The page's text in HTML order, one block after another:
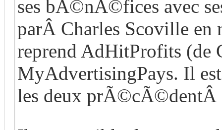
ses bÃ©nÃ©fices avec
parÂ Charles Scoville en
reprend AdHitProfits (de
MyAdvertisingPays. Il
les deux prÃ©cÃ©dentÂ